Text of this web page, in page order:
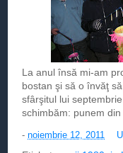
La anul însă mi-am
bostan şi să o învăţ
sfârşitul lui
schimbăm: punem
- noiembrie 12, 2011